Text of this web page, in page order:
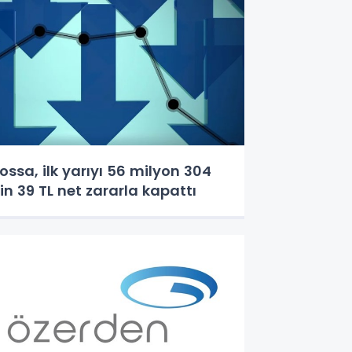
ilk yarıyı 56 milyon 304
39 TL net zararla kapattı